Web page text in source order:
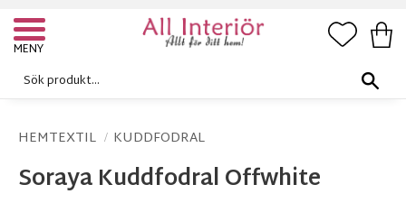
Meny
HEMTEXTIL KUDDFODRAL
Soraya Kuddfodral Offwhite